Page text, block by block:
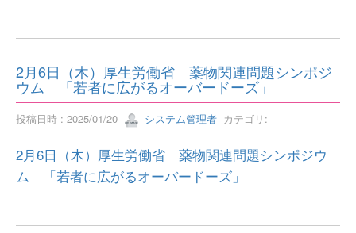
2月6日（木）厚生労働省 薬物関連問題シンポジ
ウム 「若者に広がるオーバードーズ」
投稿日時 : 2025/01/20 システム管理者 カテゴリ:
2月6日（木）厚生労働省 薬物関連問題シンポジウ
ム 「若者に広がるオーバードーズ」